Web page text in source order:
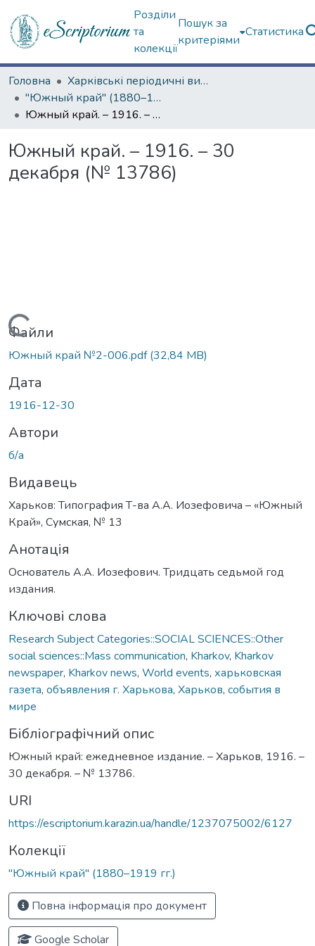
Розділи
та
колекції
Пошук за
критеріями
Статистика
Головна
Харківські періодичні видання
"Южный край" (1880–1919 гг.)
Южный край. – 1916. – 30 декабря (№ 13786)
Южный край. – 1916. – 30
декабря (№ 13786)
Вантажиться...
Файли
Южный край №2-006.pdf(32,84 MB)
Дата
1916-12-30
Автори
б/а
Видавець
Харьков: Типография Т-ва А.А. Иозефовича – «Южный
Край», Сумская, № 13
Анотація
Основатель А.А. Иозефович. Тридцать седьмой год
издания.
Ключові слова
Research Subject Categories::SOCIAL SCIENCES::Other
social sciences::Mass communication, Kharkov, Kharkov
newspaper, Kharkov news, World events, харьковская
газета, объявления г. Харькова, Харьков, события в
мире
Бібліографічний опис
Южный край: ежедневное издание. – Харьков, 1916. –
30 декабря. – № 13786.
URI
https://escriptorium.karazin.ua/handle/1237075002/6127
Колекції
"Южный край" (1880–1919 гг.)
Повна інформація про документ
Google Scholar